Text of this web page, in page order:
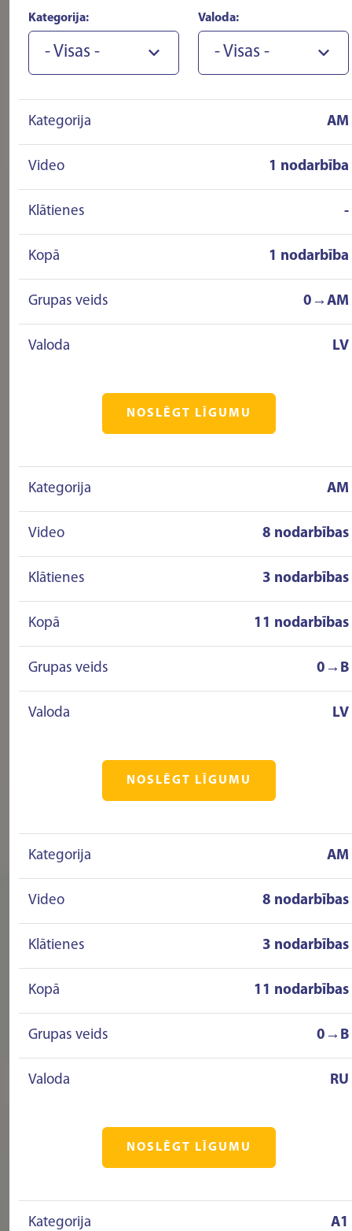
Kategorija:
- Visas -
Valoda:
- Visas -
Kategorija AM
Video 1 nodarbība
Klātienes -
Kopā 1 nodarbība
Grupas veids 0→AM
Valoda LV
NOSLĒGT LĪGUMU
Kategorija AM
Video 8 nodarbības
Klātienes 3 nodarbības
Kopā 11 nodarbības
Grupas veids 0→B
Valoda LV
NOSLĒGT LĪGUMU
Kategorija AM
Video 8 nodarbības
Klātienes 3 nodarbības
Kopā 11 nodarbības
Grupas veids 0→B
Valoda RU
NOSLĒGT LĪGUMU
Kategorija A1